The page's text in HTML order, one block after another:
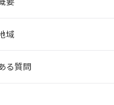
域
る質問